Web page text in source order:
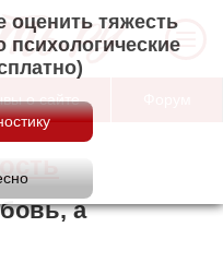
оценить тяжесть
психологические
о сайте
а